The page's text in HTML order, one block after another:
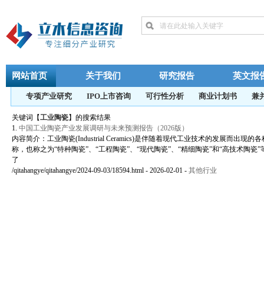
网站首页 关于我们 研究报告 英文报
专项产业研究 IPO上市咨询 可行性分析 商业计划书 兼
关键词【工业陶瓷】的搜索结果
1. 中国工业陶瓷产业发展调研与未来预测报告（2026版）
内容简介：工业陶瓷(Industrial Ceramics)是伴随着现代工业技术的发展而出现的
称，也称之为“特种陶瓷”、“工程陶瓷”、“现代陶瓷”、“精细陶瓷”和“高技术陶瓷
了
/qitahangye/qitahangye/2024-09-03/18594.html - 2026-02-01 - 其他行业